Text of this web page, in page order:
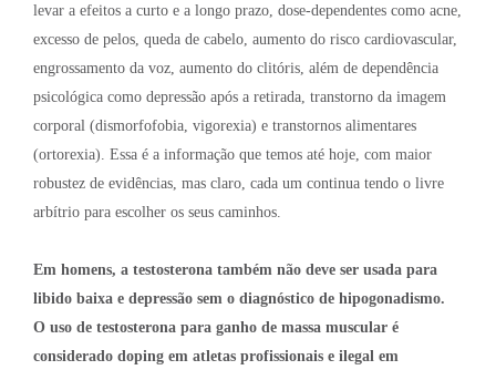
levar a efeitos a curto e a longo prazo, dose-dependentes como acne,
excesso de pelos, queda de cabelo, aumento do risco cardiovascular,
engrossamento da voz, aumento do clitóris, além de dependência
psicológica como depressão após a retirada, transtorno da imagem
corporal (dismorfofobia, vigorexia) e transtornos alimentares
(ortorexia). Essa é a informação que temos até hoje, com maior
robustez de evidências, mas claro, cada um continua tendo o livre
arbítrio para escolher os seus caminhos.
Em homens, a testosterona também não deve ser usada para
libido baixa e depressão sem o diagnóstico de hipogonadismo.
O uso de testosterona para ganho de massa muscular é
considerado doping em atletas profissionais e ilegal em